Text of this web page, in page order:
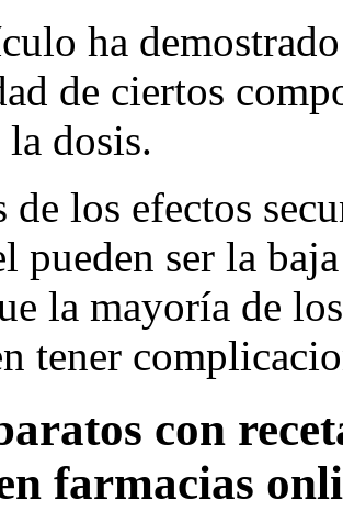
ha
de ciertos
dosis.
los efectos
pueden ser la
la mayoría de
tener
con
farmacias